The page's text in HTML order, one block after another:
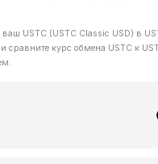
ваш USTC (USTC Classic USD) в
курс обмена USTC к